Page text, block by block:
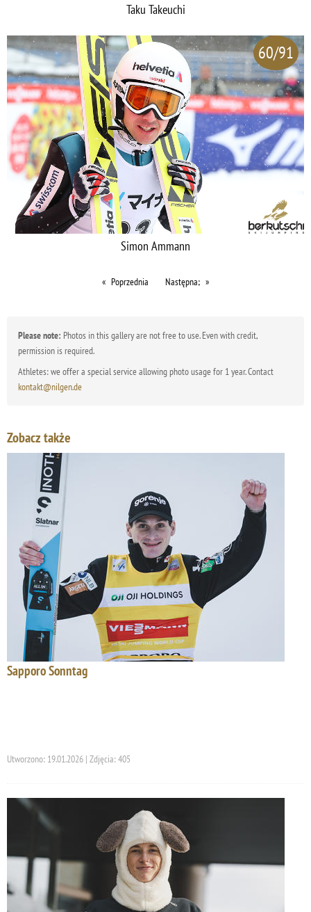
Taku Takeuchi
60/91
Simon Ammann
Poprzednia Następna;
Please note: Photos in this gallery are not free to use. Even with credit,
permission is required.
Athletes: we offer a special service allowing photo usage for 1 year. Contact
kontakt@nilgen.de
Zobacz także
Sapporo Sonntag
Utworzono: 19.01.2026 | Zdjęcia: 405